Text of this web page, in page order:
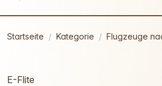
Startseite Kategorie Flugzeuge
E-Flite